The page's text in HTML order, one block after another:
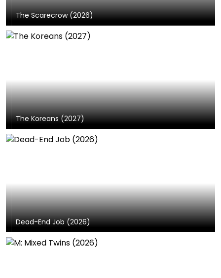
The Scarecrow (2026)
The Koreans (2027)
Dead-End Job (2026)